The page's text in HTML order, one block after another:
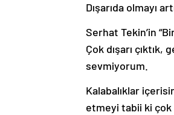
Dışarıda olmayı
Serhat Tekin’in
Çok dışarı çıktık,
sevmiyorum.
Kalabalıklar
etmeyi tabii ki çok